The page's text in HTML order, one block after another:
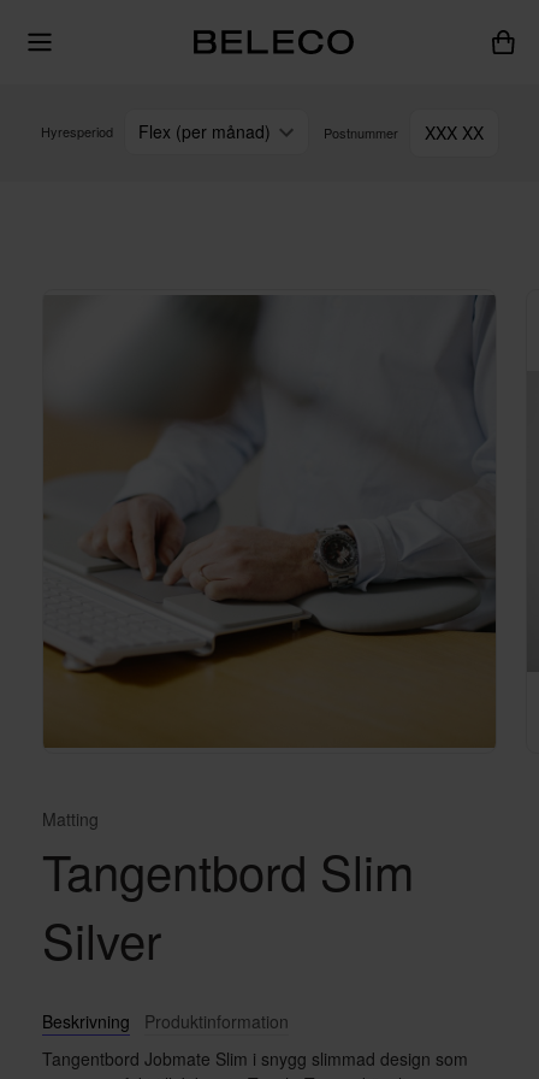
Hyresperiod Flex (per månad) Postnummer XXX XX
Matting
Tangentbord Slim
Silver
Beskrivning
Produktinformation
Tangentbord Jobmate Slim i snygg slimmad design som